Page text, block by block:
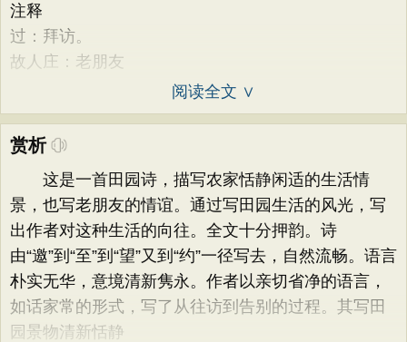
注释
过：拜访。
故人庄：老朋友
阅读全文 ∨
赏析
这是一首田园诗，描写农家恬静闲适的生活情
景，也写老朋友的情谊。通过写田园生活的风光，写
出作者对这种生活的向往。全文十分押韵。诗
由“邀”到“至”到“望”又到“约”一径写去，自然流畅。语言
朴实无华，意境清新隽永。作者以亲切省净的语言，
如话家常的形式，写了从往访到告别的过程。其写田
园景物清新恬静